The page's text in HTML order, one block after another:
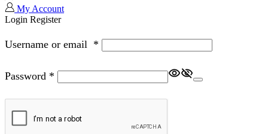
My Account
Login Register
Username or email *
Password *